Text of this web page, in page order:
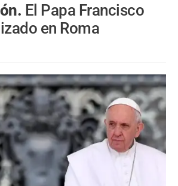
El Papa Francisco
en Roma